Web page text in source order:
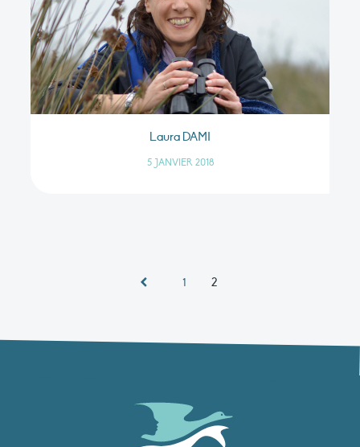
Laura DAMI
5 JANVIER 2018
1 2